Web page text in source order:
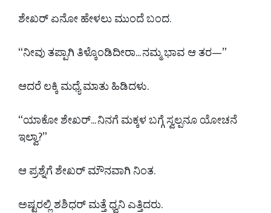
ಶೇಖರ್ ಏನೋ ಹೇಳಲು ಮುಂದೆ ಬಂದ.
“ನೀವು ತಪ್ಪಾಗಿ ತಿಳ್ಕೊಂಡಿದೀರಾ... ನಮ್ಮ ಭಾವ ಆ ತರ—”
ಆದರೆ ಲಕ್ಕಿ ಮಧ್ಯೆ ಮಾತು ಹಿಡಿದಳು.
“ಯಾಕೋ ಶೇಖರ್... ನಿನಗೆ ಮಕ್ಕಳ ಬಗ್ಗೆ ಸ್ವಲ್ಪನೂ ಯೋಚನೆ
ಇಲ್ವಾ?”
ಆ ಪ್ರಶ್ನೆಗೆ ಶೇಖರ್ ಮೌನವಾಗಿ ನಿಂತ.
ಅಷ್ಟರಲ್ಲಿ ಶಶಿಧರ್ ಮತ್ತೆ ಧ್ವನಿ ಎತ್ತಿದರು.